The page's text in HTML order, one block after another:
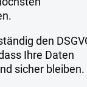
lagern, fern von
ärztlicher
Gehalts nur für
den
Ihre Daten
sicher bleiben.